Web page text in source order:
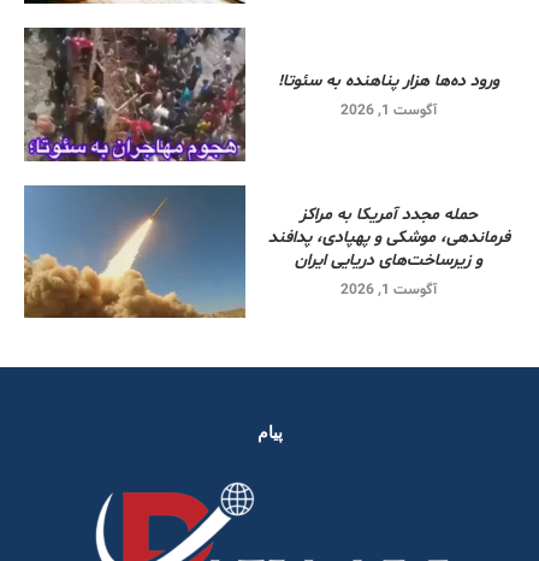
ورود ده‌ها هزار پناهنده به سئوتا!
آگوست 1, 2026
حمله مجدد آمریکا به مراکز
فرماندهی، موشکی و پهپادی، پدافند
و زیرساخت‌های دریایی ایران
آگوست 1, 2026
پیام